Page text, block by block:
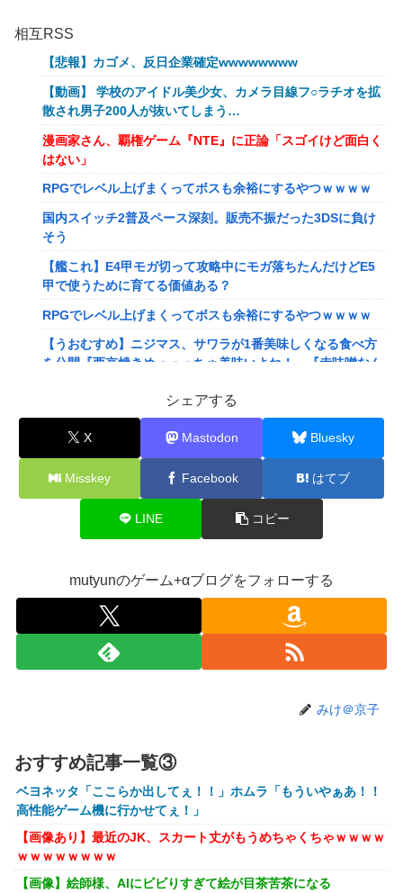
相互RSS
【悲報】カゴメ、反日企業確定wwwwwwww
【動画】 学校のアイドル美少女、カメラ目線フ○ラチオを拡
散され男子200人が抜いてしまう…
漫画家さん、覇権ゲーム『NTE』に正論「スゴイけど面白く
はない」
RPGでレベル上げまくってボスも余裕にするやつｗｗｗｗ
国内スイッチ2普及ペース深刻。販売不振だった3DSに負け
そう
【艦これ】E4甲モガ切って攻略中にモガ落ちたんだけどE5
甲で使うために育てる価値ある？
RPGでレベル上げまくってボスも余裕にするやつｗｗｗｗ
【うおむすめ】ニジマス、サワラが1番美味しくなる食べ方
を公開『西京焼きめっっっちゃ美味いよね！』『赤味噌なん
【ななし】ねるちゃん「おじさんたち～！もりもり食べて元
気だすのよ～」
【にじさんじ】ソフィ、バッターボックスに立ってみた『え
えフォームや』『打球の伸びがすごい』
【画像】坂口杏里、逃走してウ●カスまで晒されるｗｗｗｗ
【動画】甲子園の女性審判、大誤審で炎上
【画像】キングダムの河了貂、「あったけぇ壁」に引き続き
更に味方をぶっ殺す作戦を実行する
トランプ「イランが核兵器を作れば、イタリアを2分で消滅
った作品
かるの？」
【放送事故】フジテレビ、女子大生を大量投入して闇深エロ
番組ｗｗｗｗ
【悲報】坂口杏里を家に住ませてあげた結果ｗｗｗｗ
シェアする
X Mastodon Bluesky
Misskey Facebook はてブ
LINE コピー
mutyunのゲーム+αブログをフォローする
みけ＠京子
おすすめ記事一覧③
ベヨネッタ「ここらか出してぇ！！」ホムラ「もういやぁあ！！
高性能ゲーム機に行かせてぇ！」
【画像あり】最近のJK、スカート丈がもうめちゃくちゃｗｗｗｗ
ｗｗｗｗｗｗｗｗ
【画像】絵師様、AIにビビりすぎて絵が目茶苦茶になる